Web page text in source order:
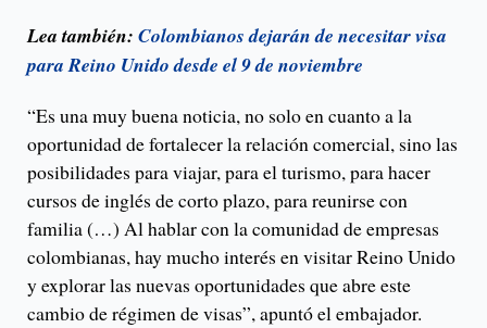
Lea también: Colombianos dejarán de necesitar visa
para Reino Unido desde el 9 de noviembre
“Es una muy buena noticia, no solo en cuanto a la
oportunidad de fortalecer la relación comercial, sino las
posibilidades para viajar, para el turismo, para hacer
cursos de inglés de corto plazo, para reunirse con
familia (…) Al hablar con la comunidad de empresas
colombianas, hay mucho interés en visitar Reino Unido
y explorar las nuevas oportunidades que abre este
cambio de régimen de visas”, apuntó el embajador.